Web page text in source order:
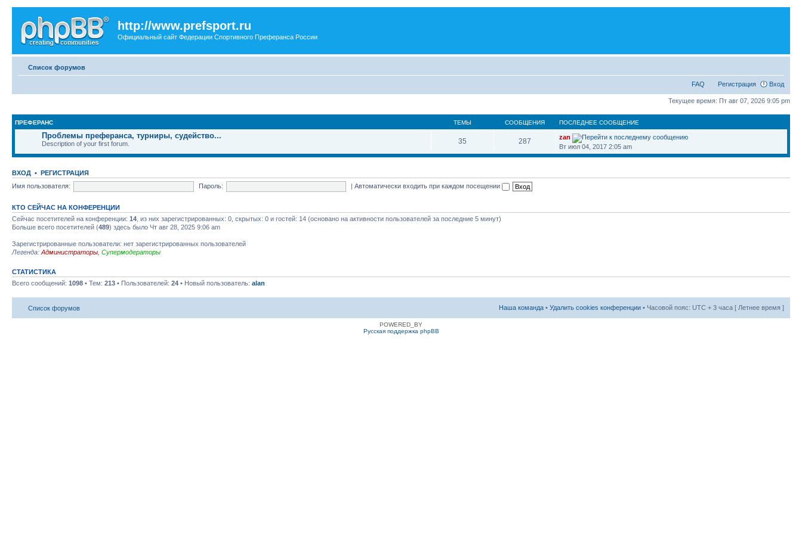
http://www.prefsport.ru
Официальный сайт Федерации Спортивного Преферанса России
Список форумов
FAQ Регистрация Вход
Текущее время: Пт авг 07, 2026 9:05 pm
ПРЕФЕРАНС ТЕМЫ СООБЩЕНИЯ ПОСЛЕДНЕЕ СООБЩЕНИЕ
Проблемы преферанса, турниры, судейство...
Description of your first forum. 35 287
zan
Вт июл 04, 2017 2:05 am
ВХОД • РЕГИСТРАЦИЯ
Имя пользователя:
Пароль: |Автоматически входить при каждом посещении
КТО СЕЙЧАС НА КОНФЕРЕНЦИИ
Сейчас посетителей на конференции: 14 , из них зарегистрированных: 0, скрытых: 0 и гостей: 14 (основано на активности пользователей за последние 5 минут)
Больше всего посетителей (489) здесь было Чт авг 28, 2025 9:06 am
Зарегистрированные пользователи: нет зарегистрированных пользователей
Легенда: Администраторы Супермодераторы
СТАТИСТИКА
Всего сообщений: 1098 • Тем: 213 • Пользователей: 24 • Новый пользователь: alan
Список форумов Наша команда • Удалить cookies конференции • Часовой пояс: UTC + 3 часа [ Летнее время ]
POWERED_BY
Русская поддержка phpBB